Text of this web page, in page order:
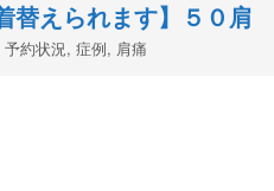
替えられます】５０肩
予約状況,症例, 肩痛